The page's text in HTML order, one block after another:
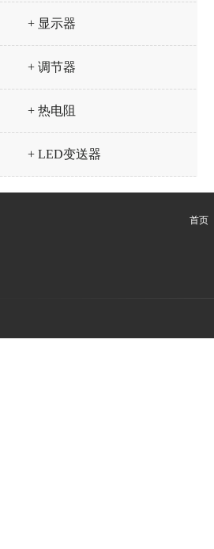
+ 显示器
+ 调节器
+ 热电阻
+ LED变送器
首页